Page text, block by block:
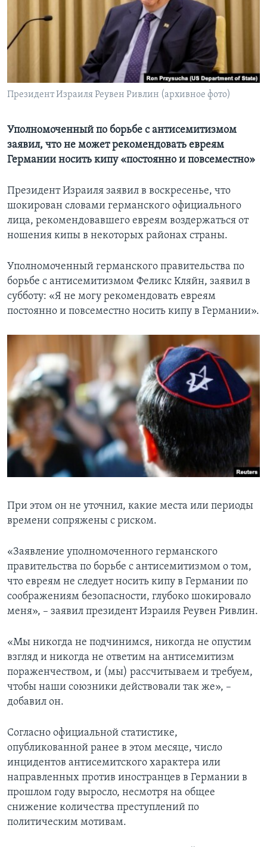
Learning English
Президент Израиля Реувен Ривлин (архивное фото)
Уполномоченный по борьбе с антисемитизмом
заявил, что не может рекомендовать евреям
Германии носить кипу «постоянно и повсеместно»
Президент Израиля заявил в воскресенье, что
шокирован словами германского официального
лица, рекомендовавшего евреям воздержаться от
ношения кипы в некоторых районах страны.
Уполномоченный германского правительства по
борьбе с антисемитизмом Феликс Кляйн, заявил в
субботу: «Я не могу рекомендовать евреям
постоянно и повсеместно носить кипу в Германии».
При этом он не уточнил, какие места или периоды
времени сопряжены с риском.
«Заявление уполномоченного германского
правительства по борьбе с антисемитизмом о том,
что евреям не следует носить кипу в Германии по
соображениям безопасности, глубоко шокировало
меня», – заявил президент Израиля Реувен Ривлин.
«Мы никогда не подчинимся, никогда не опустим
взгляд и никогда не ответим на антисемитизм
пораженчеством, и (мы) рассчитываем и требуем,
чтобы наши союзники действовали так же», –
добавил он.
Согласно официальной статистике,
опубликованной ранее в этом месяце, число
инцидентов антисемитского характера или
направленных против иностранцев в Германии в
прошлом году выросло, несмотря на общее
снижение количества преступлений по
политическим мотивам.